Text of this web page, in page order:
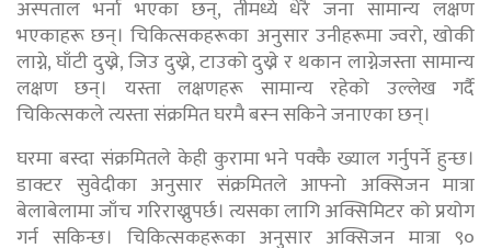
अस्पताल भर्ना भएका छन्, तीमध्ये धेरै जना सामान्य लक्षण
भएकाहरू छन्। चिकित्सकहरूका अनुसार उनीहरूमा ज्वरो, खोकी
लाग्ने, घाँटी दुख्ने, जिउ दुख्ने, टाउको दुख्ने र थकान लाग्नेजस्ता सामान्य
लक्षण छन्। यस्ता लक्षणहरू सामान्य रहेको उल्लेख गर्दै
चिकित्सकले त्यस्ता संक्रमित घरमै बस्न सकिने जनाएका छन्।
घरमा बस्दा संक्रमितले केही कुरामा भने पक्कै ख्याल गर्नुपर्ने हुन्छ।
डाक्टर सुवेदीका अनुसार संक्रमितले आफ्नो अक्सिजन मात्रा
बेलाबेलामा जाँच गरिराख्नुपर्छ। त्यसका लागि अक्सिमिटर को प्रयोग
गर्न सकिन्छ। चिकित्सकहरूका अनुसार अक्सिजन मात्रा ९०